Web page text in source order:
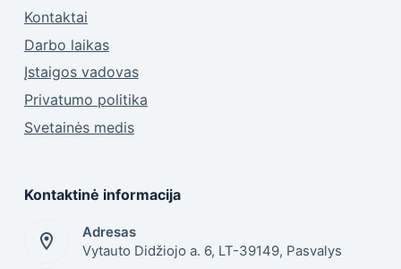
Kontaktai
Darbo laikas
Įstaigos vadovas
Privatumo politika
Svetainės medis
Kontaktinė informacija
Adresas
Vytauto Didžiojo a. 6, LT-39149, Pasvalys